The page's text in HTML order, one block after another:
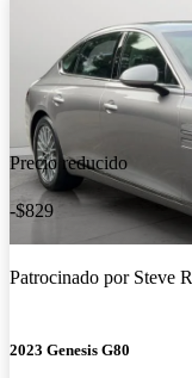
Precio reducido
-$829
Patrocinado por Steve
2023 Genesis G80